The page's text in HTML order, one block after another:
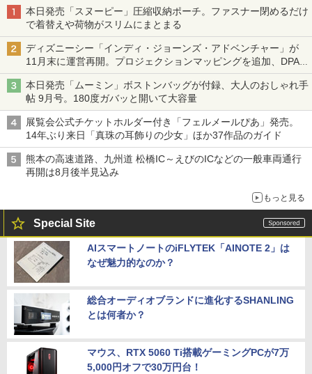
本日発売「スヌーピー」圧縮収納ポーチ。ファスナー閉めるだけ
で着替えや荷物がスリムにまとまる
ディズニーシー「インディ・ジョーンズ・アドベンチャー」が
11月末に運営再開。プロジェクションマッピングを追加、DPA
は1500円
本日発売「ムーミン」ボストンバッグが付録、大人のおしゃれ手
帖 9月号。180度ガバッと開いて大容量
展覧会公式チケットホルダー付き「フェルメールぴあ」発売。
14年ぶり来日「真珠の耳飾りの少女」ほか37作品のガイド
熊本の高速道路、九州道 松橋IC～えびのICなどの一般車両通行
再開は8月後半見込み
もっと見る
Special Site
AIスマートノートのiFLYTEK「AINOTE 2」は
なぜ魅力的なのか？
総合オーディオブランドに進化するSHANLING
とは何者か？
マウス、RTX 5060 Ti搭載ゲーミングPCが7万
5,000円オフで30万円台！